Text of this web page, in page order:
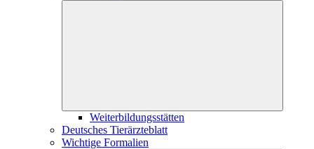
Weiterbildungsstätten
Deutsches Tierärzteblatt
Wichtige Formalien